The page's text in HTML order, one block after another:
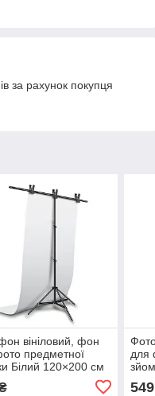
за рахунок покупця
вініловий, фон
предметної
Білий 120×200 см
для
549